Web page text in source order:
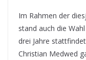
Im Rahmen der
stand auch die
drei Jahre
Christian Medwed